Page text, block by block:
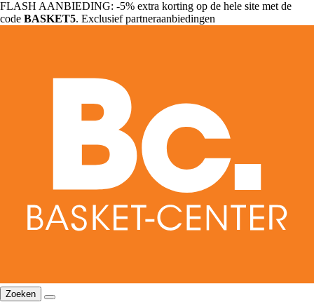
FLASH AANBIEDING: -5% extra korting op de hele site met de
code BASKET5. Exclusief partneraanbiedingen
Zoeken